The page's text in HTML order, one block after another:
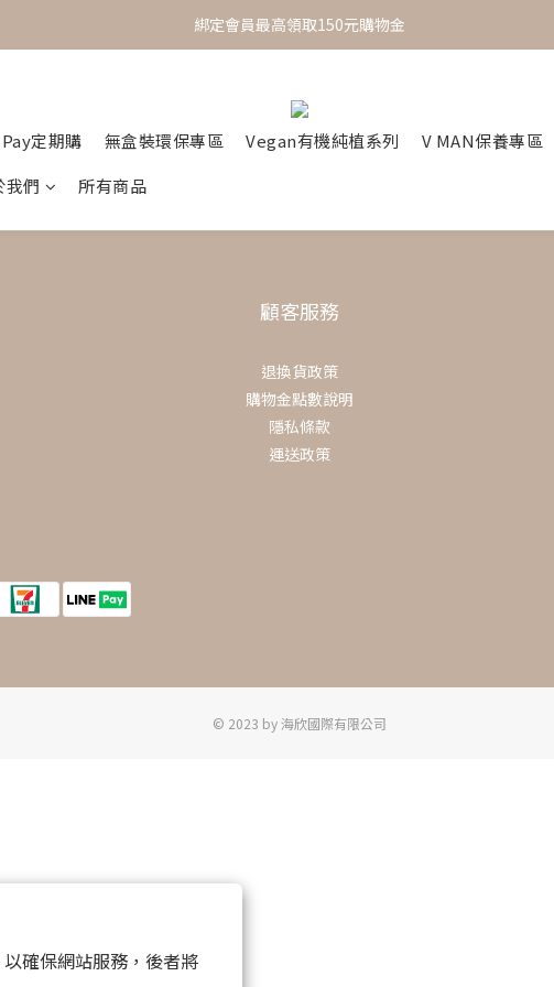
確保網站服務，後者將
One Day One Masking  極簡保養｜極致呵護
綁定會員最高領取150元購物金
定期購 無盒裝環保專區 Vegan有機純植系列 V MAN保養專區
我們 所有商品
顧客服務
退換貨政策
購物金點數說明
隱私條款
運送政策
© 2023 by 海欣國際有限公司